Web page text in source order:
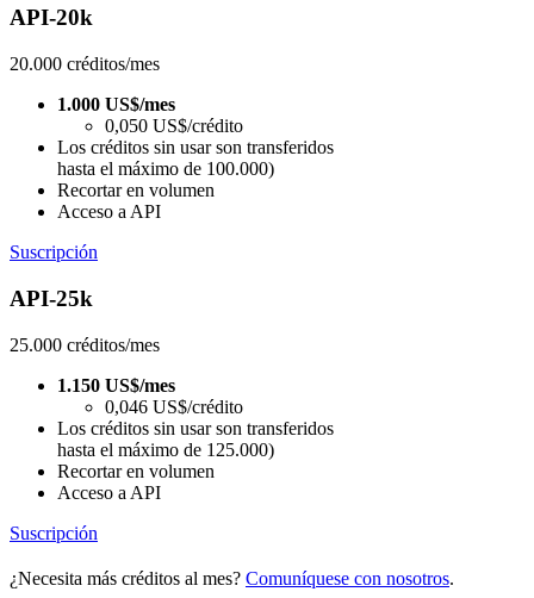
API-20k
20.000 créditos/mes
1.000 US$/mes
0,050 US$/crédito
Los créditos sin usar son transferidos
hasta el máximo de 100.000)
Recortar en volumen
Acceso a API
Suscripción
API-25k
25.000 créditos/mes
1.150 US$/mes
0,046 US$/crédito
Los créditos sin usar son transferidos
hasta el máximo de 125.000)
Recortar en volumen
Acceso a API
Suscripción
¿Necesita más créditos al mes? Comuníquese con nosotros.